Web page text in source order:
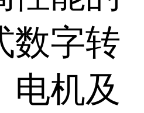
数字转
电机及